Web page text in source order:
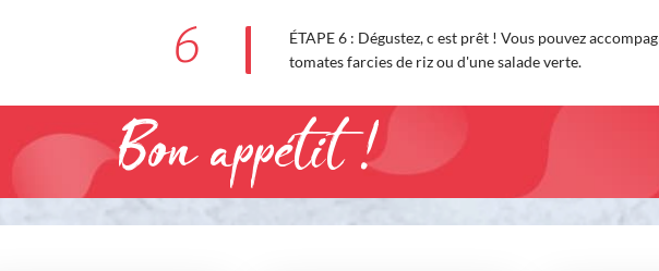
6
ÉTAPE 6 : Dégustez, c est prêt ! Vous pouvez
tomates farcies de riz ou d'une salade verte.
Bon appétit !